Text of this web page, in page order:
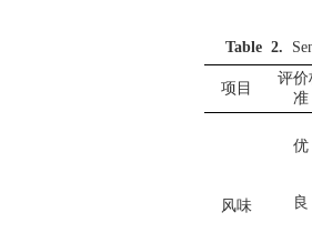
Table 2.
项目
评价
准
风味
优
良